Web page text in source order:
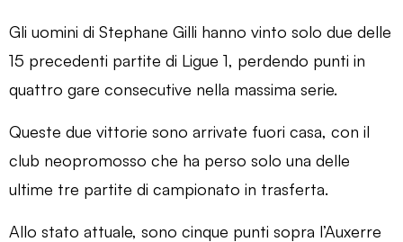
Gli uomini di Stephane Gilli hanno vinto solo due delle
15 precedenti partite di Ligue 1, perdendo punti in
quattro gare consecutive nella massima serie.
Queste due vittorie sono arrivate fuori casa, con il
club neopromosso che ha perso solo una delle
ultime tre partite di campionato in trasferta.
Allo stato attuale, sono cinque punti sopra l’Auxerre